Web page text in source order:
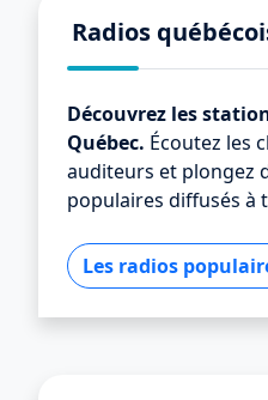
Radios
Découvrez les
Québec. Écoutez les
auditeurs et plongez
populaires diffusés à
Les radios